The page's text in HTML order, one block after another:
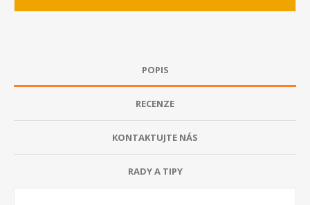
POPIS
RECENZE
KONTAKTUJTE NÁS
RADY A TIPY